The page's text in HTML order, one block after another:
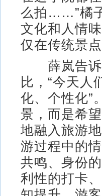
么拍……”橘
文化和人情
仅在传统景
薛岚告诉
比，“今天人
化、个性化”
景，而是希
地融入旅游
游过程中的
共鸣、身份
利性的打卡